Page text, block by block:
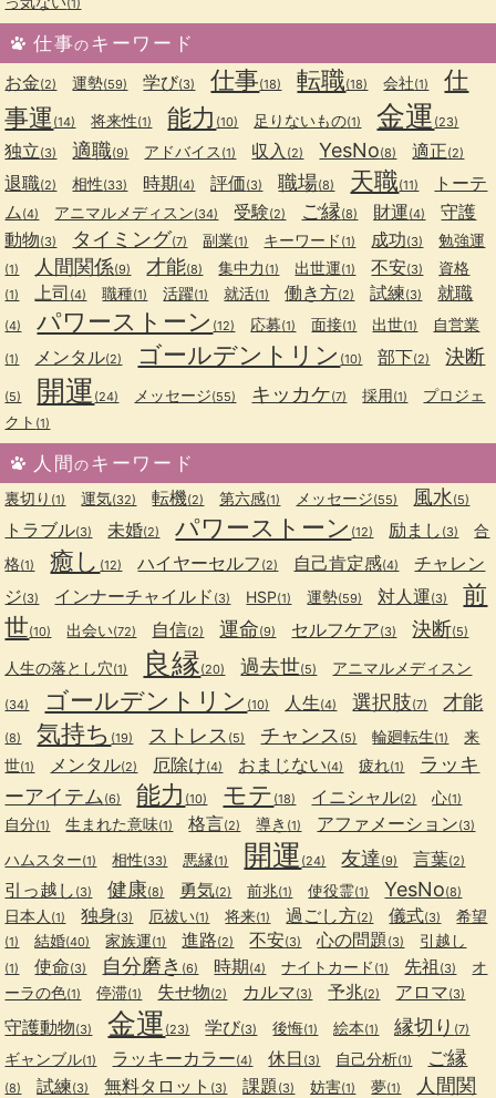
仕事のキーワード
お金(2) 運勢(59) 学び(3) 仕事(18) 転職(18) 会社(1)
仕
事運 (14) 将来性(1) 能力 (10) 足りないもの(1) 金運 (23)
独立(3) 適職(9) アドバイス (1) 収入 (2) YesNo(8) 適正(2)
退職(2) 相性(33) 時期(4) 評価(3) 職場(8) 天職(11)
トーテ
ム (4) アニマルメディスン(34) 受験(2) ご縁(8) 財運(4)
守護
動物(3) タイミング(7) 副業(1) キーワード (1) 成功(3) 勉強運
(1) 人間関係(9) 才能(8) 集中力 (1) 出世運(1) 不安(3) 資格
(1) 上司 (4) 職種(1) 活躍(1) 就活(1) 働き方(2) 試練(3) 就職
(4) パワーストーン (12) 応募(1) 面接(1) 出世(1) 自営業
(1) メンタル(2) ゴールデントリン (10) 部下(2) 決断
(5) 開運 (24) メッセージ(55) キッカケ(7) 採用(1)
プロジェ
クト (1)
人間のキーワード
裏切り (1) 運気(32) 転機(2) 第六感(1) メッセージ(55) 風水(5)
トラブル(3) 未婚(2) パワーストーン (12) 励まし (3)
合
格(1) 癒し (12) ハイヤーセルフ (2) 自己肯定感(4)
チャレン
ジ(3) インナーチャイルド (3) HSP(1) 運勢(59) 対人運(3)
前
世(10) 出会い(72) 自信(2) 運命(9) セルフケア(3) 決断(5)
人生の落とし穴(1) 良縁(20) 過去世(5) アニマルメディスン
(34) ゴールデントリン (10) 人生(4) 選択肢(7) 才能
(8) 気持ち (19) ストレス (5) チャンス (5) 輪廻転生(1)
来
世(1) メンタル(2) 厄除け(4) おまじない(4) 疲れ(1)
ラッキ
ーアイテム (6) 能力 (10) モテ (18) イニシャル(2) 心(1)
自分(1) 生まれた意味(1) 格言(2) 導き (1) アファメーション(3)
ハムスター(1) 相性(33) 悪縁(1) 開運 (24) 友達 (9) 言葉(2)
引っ越し (3) 健康(8) 勇気(2) 前兆(1) 使役霊(1) YesNo(8)
日本人 (1) 独身(3) 厄祓い(1) 将来(1) 過ごし方(2) 儀式(3) 希望
(1) 結婚(40) 家族運(1) 進路(2) 不安(3) 心の問題 (3) 引越し
(1) 使命(3) 自分磨き (6) 時期(4) ナイトカード (1) 先祖 (3)
オ
ーラの色(1) 停滞(1) 失せ物(2) カルマ(3) 予兆(2) アロマ(3)
守護動物(3) 金運 (23) 学び(3) 後悔(1) 絵本(1) 縁切り (7)
ギャンブル(1) ラッキーカラー(4) 休日 (3) 自己分析(1) ご縁
(8) 試練(3) 無料タロット (3) 課題 (3) 妨害(1) 夢(1)
人間関